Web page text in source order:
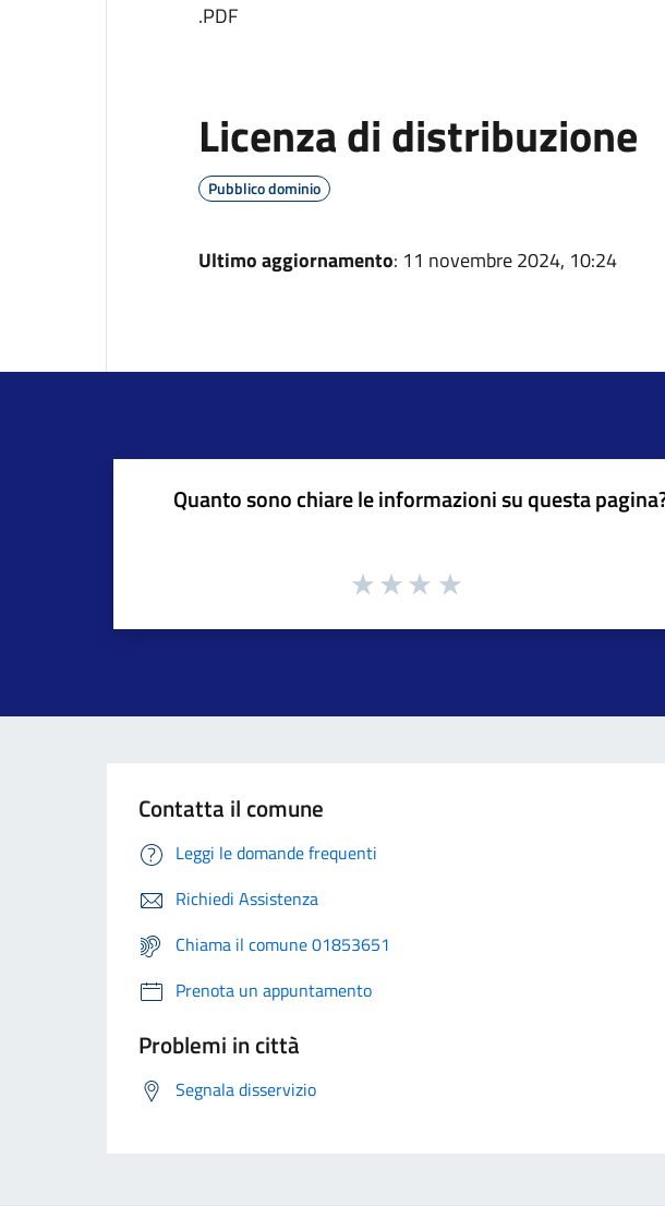
.PDF
Licenza di distribuzione
Pubblico dominio
Ultimo aggiornamento: 11 novembre 2024, 10:24
Quanto sono chiare le informazioni su questa
Contatta il comune
Leggi le domande frequenti
Richiedi Assistenza
Chiama il comune 01853651
Prenota un appuntamento
Problemi in città
Segnala disservizio